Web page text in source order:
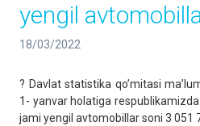
yengil
18/03/2022
? Davlat statistika qoʼmitasi
1- yanvar holatiga
jami yengil avtomobillar soni 3 051